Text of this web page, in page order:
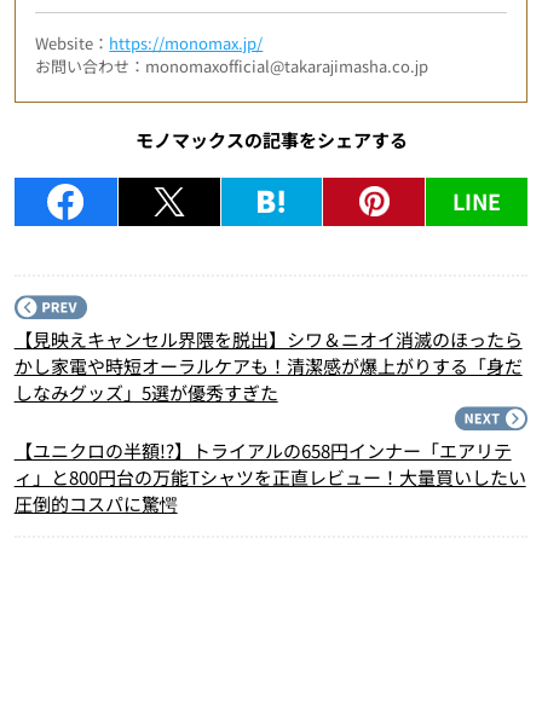
Website： https://monomax.jp/
お問い合わせ：monomaxofficial@takarajimasha.co.jp
モノマックスの記事をシェアする
LINE
【見映えキャンセル界隈を脱出】シワ＆ニオイ消滅のほったら
かし家電や時短オーラルケアも！清潔感が爆上がりする「身だ
しなみグッズ」5選が優秀すぎた
【ユニクロの半額!?】トライアルの658円インナー「エアリテ
ィ」と800円台の万能Tシャツを正直レビュー！大量買いしたい
圧倒的コスパに驚愕